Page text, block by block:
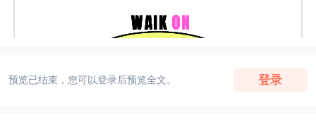
预览已结束，您可以登录后预览全文。 登录